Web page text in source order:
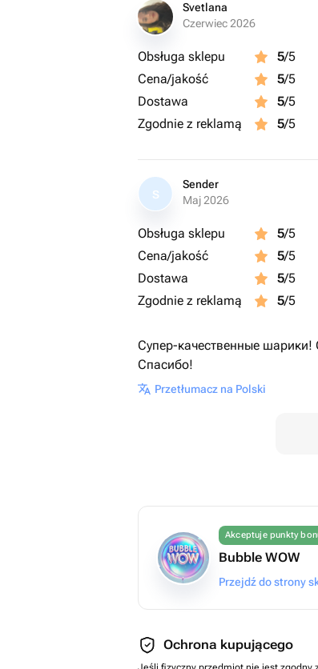
Svetlana
Czerwiec 2026
Obsługa sklepu 5/5
Cena/jakość
5/5
Dostawa
5/5
Zgodnie z reklamą
5/5
S
Sender
Maj 2026
Obsługa sklepu 5/5
Cena/jakość
5/5
Dostawa
5/5
Zgodnie z reklamą
5/5
Супер-качественные шарики!
Спасибо!
Przetłumacz na Polski
Akceptuje punkty
Bubble WOW
Przejdź do strony
Ochrona kupującego